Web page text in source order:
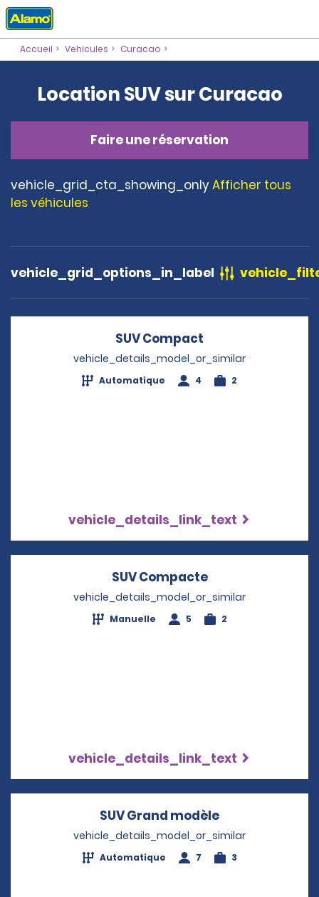
Accueil Vehicules Curacao
Location SUV sur Curacao
Faire une réservation
vehicle_grid_cta_showing_onlyAfficher tous
les véhicules
vehicle_grid_options_in_label
SUV Compact
vehicle_details_model_or_similar
Automatique 4 2
vehicle_details_link_text
SUV CompacteOpens in a new
vehicle_details_model_or_similar
Manuelle 5 2
vehicle_details_link_text
SUV Grand modèle
vehicle_details_model_or_similar
Automatique 7 3